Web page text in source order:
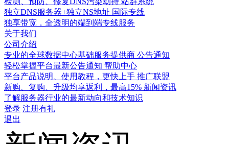
独立DNS服务器+独立NS地址 国际专线
独享带宽，全透明的端到端专线服务
关于我们
公司介绍
专业的全球数据中心基础服务提供商 公告通知
轻松掌握平台最新公告通知 帮助中心
平台产品说明、使用教程，更快上手 推广联盟
新购、复购、升级均享返利，最高15% 新闻资讯
了解服务器行业的最新动向和技术知识
登录 注册有礼
退出